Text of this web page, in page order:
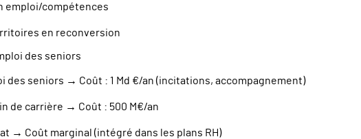
emploi/compétences
en reconversion
des seniors
des seniors → Coût : 1 Md €/an (incitations, accompagnement)
de carrière → Coût : 500 M€/an
→ Coût marginal (intégré dans les plans RH)